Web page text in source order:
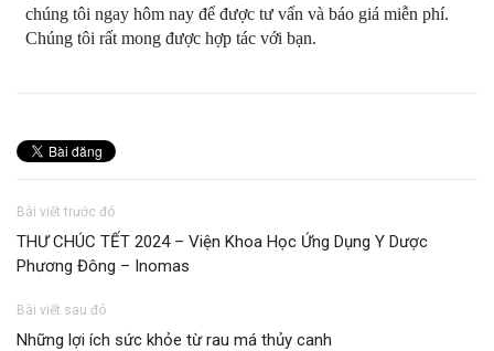
chúng tôi ngay hôm nay để được tư vấn và báo giá miễn phí.
Chúng tôi rất mong được hợp tác với bạn.
Bài viết trước đó
THƯ CHÚC TẾT 2024 – Viện Khoa Học Ứng Dụng Y Dược
Phương Đông – Inomas
Bài viết sau đó
Những lợi ích sức khỏe từ rau má thủy canh